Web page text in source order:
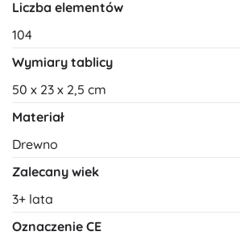
Liczba elementów
104
Wymiary tablicy
50 x 23 x 2,5 cm
Materiał
Drewno
Zalecany wiek
3+ lata
Oznaczenie CE